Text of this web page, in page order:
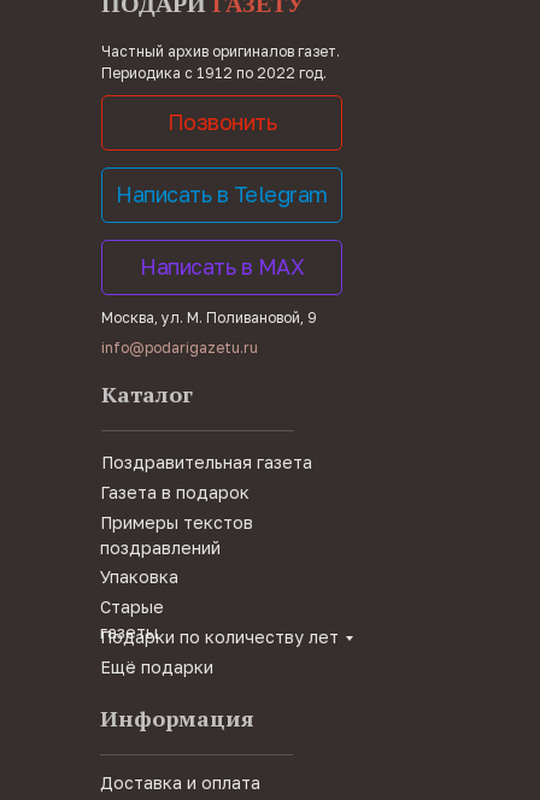
Частный архив оригиналов газет.
Периодика с 1912 по 2022 год.
Москва, ул. М. Поливановой, 9
info@podarigazetu.ru
Каталог
Информация
Поздравительная газета
Газета в подарок
Упаковка
Примеры текстов
поздравлений
Доставка и оплата
Старые
газеты
Ещё подарки
Подарки по количеству лет
Позвонить
Написать в Telegram
Написать в MAX